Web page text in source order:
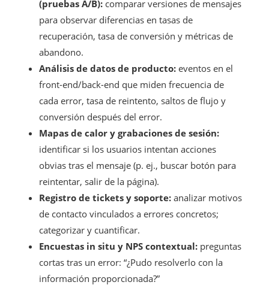
(pruebas A/B): comparar versiones de mensajes
para observar diferencias en tasas de
recuperación, tasa de conversión y métricas de
abandono.
Análisis de datos de producto: eventos en el
front-end/back-end que miden frecuencia de
cada error, tasa de reintento, saltos de flujo y
conversión después del error.
Mapas de calor y grabaciones de sesión:
identificar si los usuarios intentan acciones
obvias tras el mensaje (p. ej., buscar botón para
reintentar, salir de la página).
Registro de tickets y soporte: analizar motivos
de contacto vinculados a errores concretos;
categorizar y cuantificar.
Encuestas in situ y NPS contextual: preguntas
cortas tras un error: “¿Pudo resolverlo con la
información proporcionada?”